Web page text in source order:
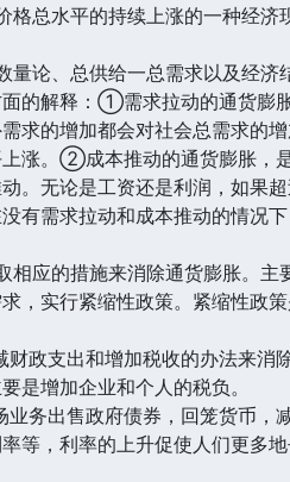
总水平的持续上涨的一种经济
论、总供给一总需求以及经济
的解释：①需求拉动的通货膨
求的增加都会对社会总需求的
涨。②成本推动的通货膨胀，
。无论是工资还是利润，如果
有需求拉动和成本推动的情况
应的措施来消除通货膨胀。主
实行紧缩性政策。紧缩性政
支出和增加税收的办法来消
是增加企业和个人的税负。
出售政府债券，回笼货币，
等，利率的上升促使人们更多